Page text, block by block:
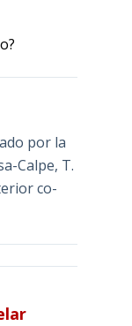
por la
Calpe, T.
co-